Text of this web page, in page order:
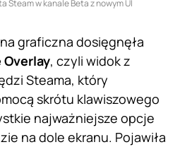
Steam w kanale Beta z nowym UI
graficzna dosięgnęła
Overlay, czyli widok z
Steama, który
skrótu klawiszowego
najważniejsze opcje
na dole ekranu. Pojawiła